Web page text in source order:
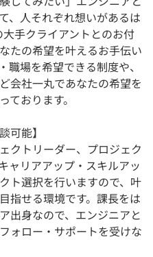
、人それぞれ想いがあるは
手クライアントとのお付
たの希望を叶えるお手伝い
職場を希望できる制度や、
会社一丸であなたの希望を
ております。
可能】
クトリーダー、プロジェク
ャリアアップ・スキルアッ
ト選択を行いますので、叶
指せる環境です。課長をは
出身なので、エンジニアと
ォロー・サポートを受けな